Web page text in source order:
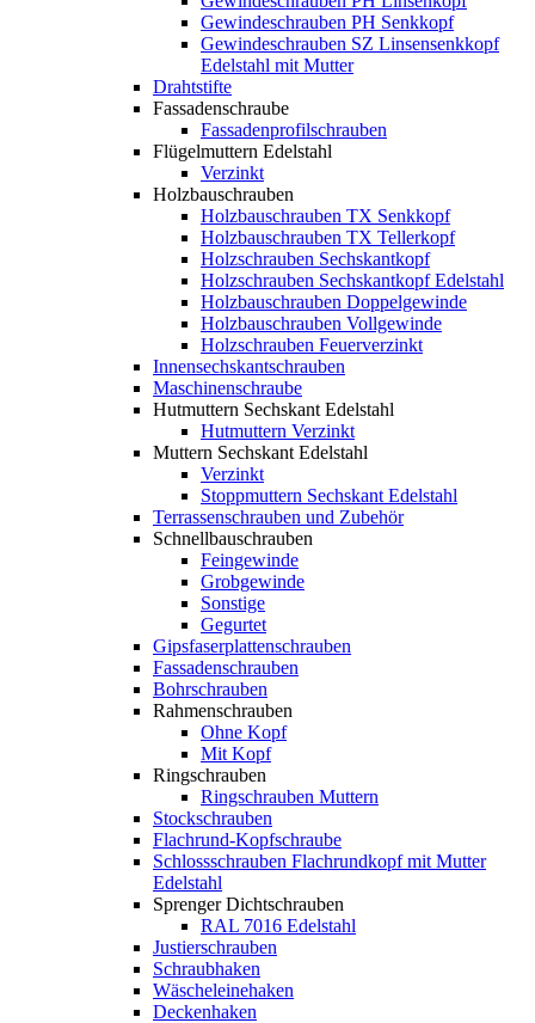
Gewindeschrauben PH Senkkopf
Gewindeschrauben SZ Linsensenkkopf
Edelstahl mit Mutter
Drahtstifte
Fassadenschraube
Fassadenprofilschrauben
Flügelmuttern Edelstahl
Verzinkt
Holzbauschrauben
Holzbauschrauben TX Senkkopf
Holzbauschrauben TX Tellerkopf
Holzschrauben Sechskantkopf
Holzschrauben Sechskantkopf Edelstahl
Holzbauschrauben Doppelgewinde
Holzbauschrauben Vollgewinde
Holzschrauben Feuerverzinkt
Innensechskantschrauben
Maschinenschraube
Hutmuttern Sechskant Edelstahl
Hutmuttern Verzinkt
Muttern Sechskant Edelstahl
Verzinkt
Stoppmuttern Sechskant Edelstahl
Terrassenschrauben und Zubehör
Schnellbauschrauben
Feingewinde
Grobgewinde
Sonstige
Gegurtet
Gipsfaserplattenschrauben
Fassadenschrauben
Bohrschrauben
Rahmenschrauben
Ohne Kopf
Mit Kopf
Ringschrauben
Ringschrauben Muttern
Stockschrauben
Flachrund-Kopfschraube
Schlossschrauben Flachrundkopf mit Mutter
Edelstahl
Sprenger Dichtschrauben
RAL 7016 Edelstahl
Justierschrauben
Schraubhaken
Wäscheleinehaken
Deckenhaken